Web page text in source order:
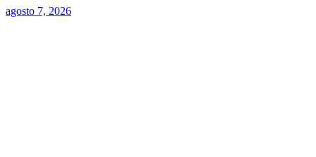
agosto 7, 2026